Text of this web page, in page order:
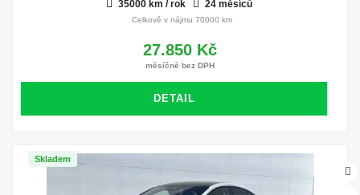
35000 km / rok
24 měsíců
Celkově v nájmu 70000 km
27.850 Kč
měsíčně bez DPH
DETAIL
Skladem